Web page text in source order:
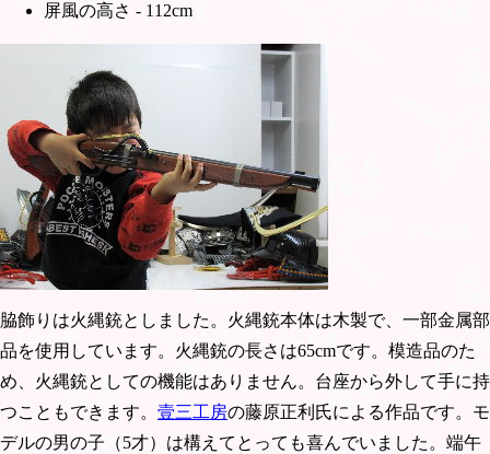
屏風の高さ - 112cm
脇飾りは火縄銃としました。火縄銃本体は木製で、一部金属部
品を使用しています。火縄銃の長さは65cmです。模造品のた
め、火縄銃としての機能はありません。台座から外して手に持
つこともできます。 壹三工房の藤原正利氏による作品です。モ
デルの男の子（5才）は構えてとっても喜んでいました。端午